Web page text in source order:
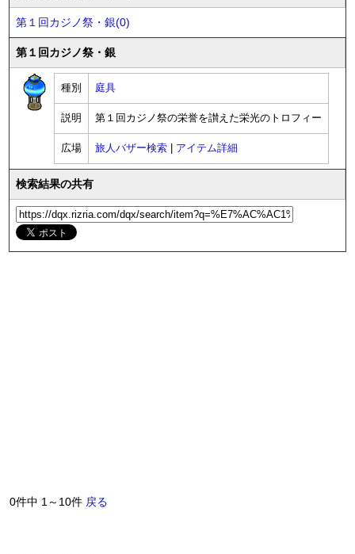
第１回カジノ祭・銀(0)
第１回カジノ祭・銀
種別 庭具
説明 第１回カジノ祭の栄誉を讃えた栄光のトロフィー
広場 旅人バザー検索 アイテム詳細
検索結果の共有
0件中 1～10件 戻る